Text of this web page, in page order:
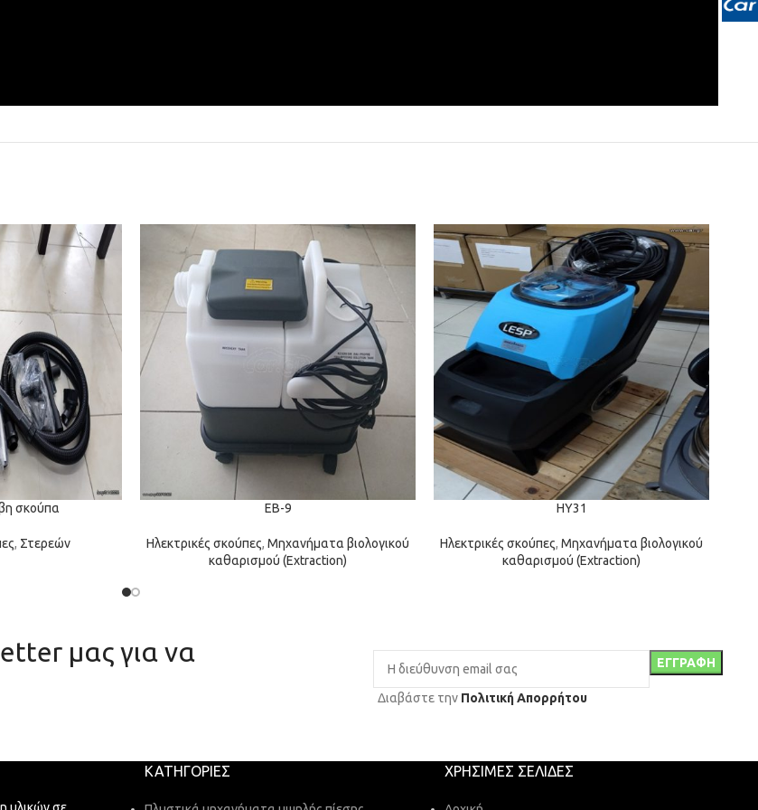
σκούπα
, Στερεών
EB-9
Ηλεκτρικές σκούπες, Μηχανήματα βιολογικού
καθαρισμού (Extraction)
HY31
Ηλεκτρικές σκούπες, Μηχανήματα βιολογικού
καθαρισμού (Extraction)
μας για να
Διαβάστε την Πολιτική Απορρήτου
υλικών σε
ΚΑΤΗΓΟΡΊΕΣ ΧΡΉΣΙΜΕΣ ΣΕΛΊΔΕΣ